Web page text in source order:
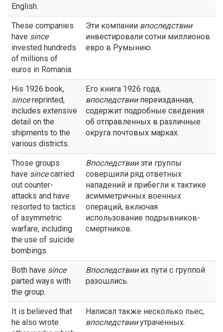
English.
These companies
have since
invested hundreds
of millions of
euros in Romania.
Эти компании впоследствии
инвестировали сотни миллионов
евро в Румынию.
His 1926 book,
sincereprinted,
includes extensive
detail on the
shipments to the
various districts.
Его книга 1926 года,
впоследствиипереизданная,
содержит подробные сведения
об отправленных в различные
округа почтовых марках.
Those groups
have sincecarried
out counter-
attacks and have
resorted to tactics
of asymmetric
warfare, including
the use of suicide
bombings.
Впоследствииэти группы
совершили ряд ответных
нападений и прибегли к тактике
асимметричных военных
операций, включая
использование подрывников-
смертников.
Both have since
parted ways with
the group.
Впоследствииих пути с группой
разошлись.
It is believed that
he also wrote
Написал также несколько пьес,
впоследствииутраченных.